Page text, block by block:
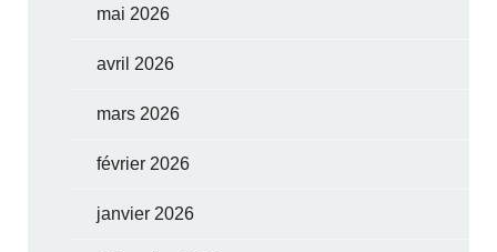
mai 2026
avril 2026
mars 2026
février 2026
janvier 2026